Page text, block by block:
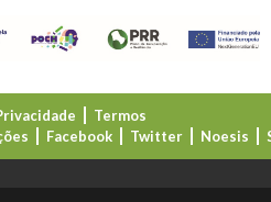
Termos
Facebook Twitter Noesis